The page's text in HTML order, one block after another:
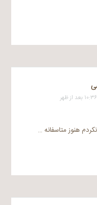
هنوز متاسفانه …